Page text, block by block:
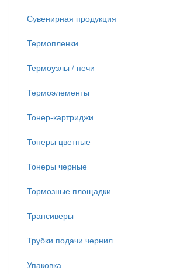
Сувенирная продукция
Термопленки
Термоузлы / печи
Термоэлементы
Тонер-картриджи
Тонеры цветные
Тонеры черные
Тормозные площадки
Трансиверы
Трубки подачи чернил
Упаковка